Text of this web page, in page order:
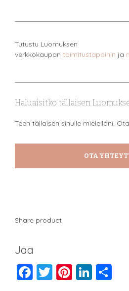
Tutustu Luomuksen
verkkokaupan toimitustapoihin ja
Haluaisitko tällaisen
Teen tällaisen sinulle mielelläni.
OTA
Share product
Jaa
F
T
Pi Li